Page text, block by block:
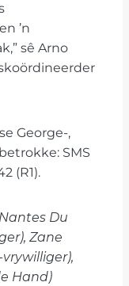
’n
sê Arno
George-,
SMS
(R1).
Du
Zane
Hand)